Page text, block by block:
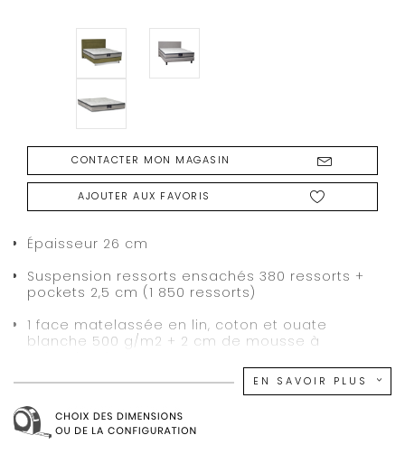
CONTACTER MON MAGASIN
AJOUTER AUX FAVORIS
Épaisseur 26 cm
Suspension ressorts ensachés 380 ressorts +
pockets 2,5 cm (1 850 ressorts)
1 face matelassée en lin, coton et ouate
blanche 500 g/m2 + 2 cm de mousse à
1 face matelassée ouate blanche 350 g/m2
Coutil 100 % polyester
Tête de lit en option
EN SAVOIR PLUS